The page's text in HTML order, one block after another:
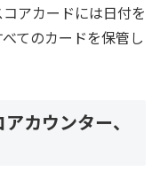
アカードには日付を
てのカードを保管し
カウンター、